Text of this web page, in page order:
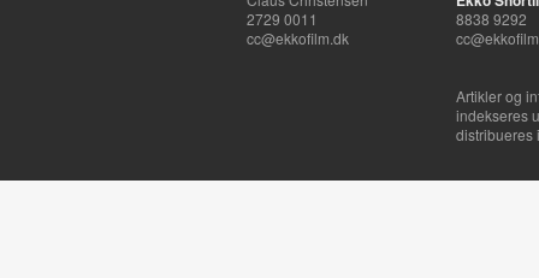
2729 0011
cc@ekkofilm.dk
8838 9292
Artikler og
indekseres
distribueres